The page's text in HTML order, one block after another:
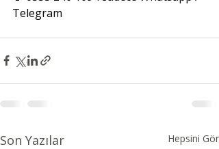
Telegram
Son Yazılar Hepsini Gör